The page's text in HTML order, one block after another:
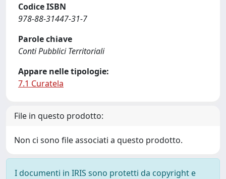
Codice ISBN
978-88-31447-31-7
Parole chiave
Conti Pubblici Territoriali
Appare nelle tipologie:
7.1 Curatela
File in questo prodotto:
Non ci sono file associati a questo prodotto.
I documenti in IRIS sono protetti da copyright e